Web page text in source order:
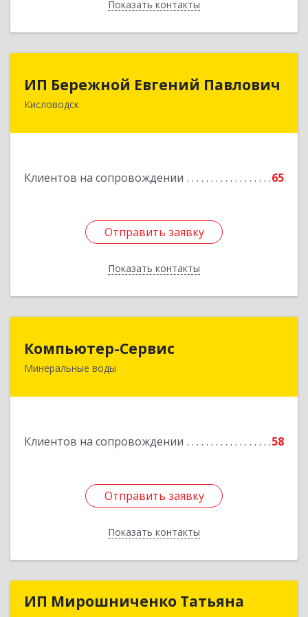
Показать контакты
Назад
ИП Бережной Евгений Павлович
Кисловодск
Клиентов на сопровождении 65
Отправить заявку
Показать контакты
ИП Бережной Евгений Павлович
357748, Ставропольский край, Кисловодск г,
Отправить заявку
Назад
Компьютер-Сервис
Минеральные воды
Клиентов на сопровождении 58
Отправить заявку
Показать контакты
357202, Ставропольский край, Минеральные
Отправить заявку
Назад
ИП Мирошниченко Татьяна
ИП Мирошниченко Татьяна